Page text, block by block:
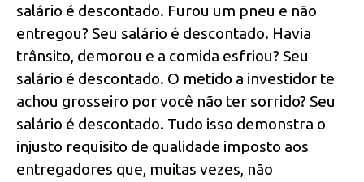
salário é descontado. Furou um pneu e não
entregou? Seu salário é descontado. Havia
trânsito, demorou e a comida esfriou? Seu
salário é descontado. O metido a investidor te
achou grosseiro por você não ter sorrido? Seu
salário é descontado. Tudo isso demonstra o
injusto requisito de qualidade imposto aos
entregadores que, muitas vezes, não